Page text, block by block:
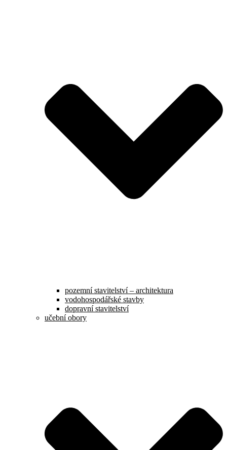
pozemní stavitelství – architektura
vodohospodářské stavby
dopravní stavitelství
učební obory